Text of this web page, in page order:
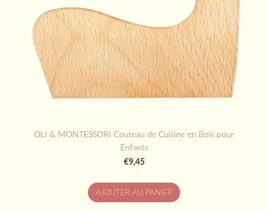
OLI & MONTESSORI Couteau de Cuisine en Bois pour
Enfants
€9,45
AJOUTER AU PANIER